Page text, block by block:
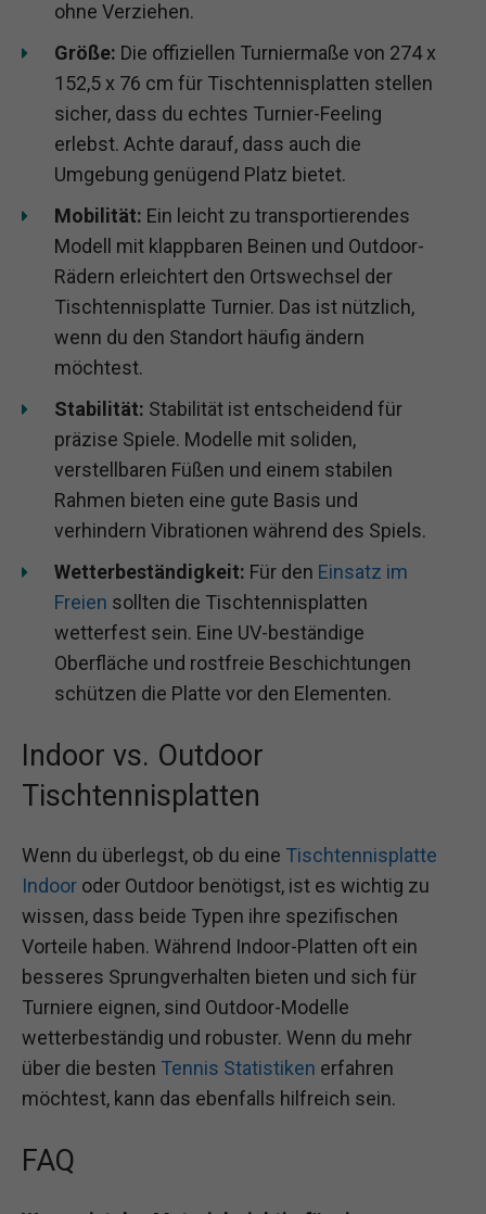
ohne Verziehen.
Größe: Die offiziellen Turniermaße von 274 x
152,5 x 76 cm für Tischtennisplatten stellen
sicher, dass du echtes Turnier-Feeling
erlebst. Achte darauf, dass auch die
Umgebung genügend Platz bietet.
Mobilität: Ein leicht zu transportierendes
Modell mit klappbaren Beinen und Outdoor-
Rädern erleichtert den Ortswechsel der
Tischtennisplatte Turnier. Das ist nützlich,
wenn du den Standort häufig ändern
möchtest.
Stabilität: Stabilität ist entscheidend für
präzise Spiele. Modelle mit soliden,
verstellbaren Füßen und einem stabilen
Rahmen bieten eine gute Basis und
verhindern Vibrationen während des Spiels.
Wetterbeständigkeit: Für den Einsatz im
Freien sollten die Tischtennisplatten
wetterfest sein. Eine UV-beständige
Oberfläche und rostfreie Beschichtungen
schützen die Platte vor den Elementen.
Indoor vs. Outdoor
Tischtennisplatten
Wenn du überlegst, ob du eine Tischtennisplatte
Indoor oder Outdoor benötigst, ist es wichtig zu
wissen, dass beide Typen ihre spezifischen
Vorteile haben. Während Indoor-Platten oft ein
besseres Sprungverhalten bieten und sich für
Turniere eignen, sind Outdoor-Modelle
wetterbeständig und robuster. Wenn du mehr
über die besten Tennis Statistiken erfahren
möchtest, kann das ebenfalls hilfreich sein.
FAQ